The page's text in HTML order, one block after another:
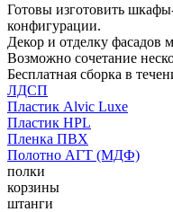
Готовы изготовить
конфигурации.
Декор и отделку фасадов
Возможно сочетание
Бесплатная сборка в
ЛДСП
Пластик Alvic Luxe
Пластик HPL
Пленка ПВХ
Полотно АГТ (МДФ)
полки
корзины
штанги